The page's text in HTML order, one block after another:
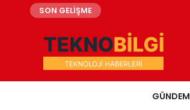
SON GELİŞME
GÜNDEM